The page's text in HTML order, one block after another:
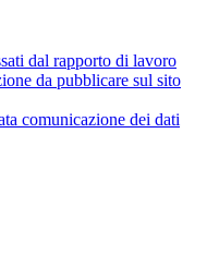
dal rapporto di lavoro
da pubblicare sul sito
comunicazione dei dati